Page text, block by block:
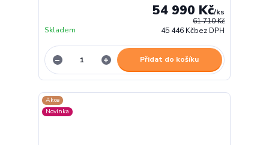
61 710 Kč
54 990 Kč/ks
45 446 Kčbez DPH
Skladem
Přidat do košíku
Akce
Novinka